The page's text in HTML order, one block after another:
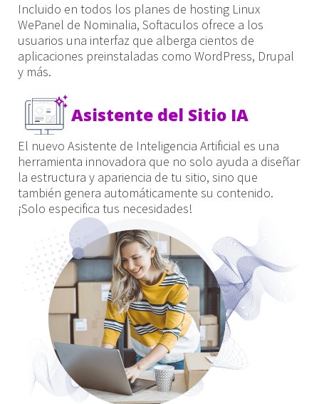
Incluido en todos los planes de hosting Linux
WePanel de Nominalia, Softaculos ofrece a los
usuarios una interfaz que alberga cientos de
aplicaciones preinstaladas como WordPress, Drupal
y más.
Asistente del Sitio IA
El nuevo Asistente de Inteligencia Artificial es una
herramienta innovadora que no solo ayuda a diseñar
la estructura y apariencia de tu sitio, sino que
también genera automáticamente su contenido.
¡Solo especifica tus necesidades!